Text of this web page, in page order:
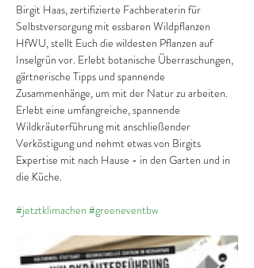
Birgit Haas, zertifizierte Fachberaterin für
Selbstversorgung mit essbaren Wildpflanzen
HfWU, stellt Euch die wildesten Pflanzen auf
Inselgrün vor. Erlebt botanische Überraschungen,
gärtnerische Tipps und spannende
Zusammenhänge, um mit der Natur zu arbeiten.
Erlebt eine umfangreiche, spannende
Wildkräuterführung mit anschließender
Verköstigung und nehmt etwas von Birgits
Expertise mit nach Hause - in den Garten und in
die Küche.
#jetztklimachen #greeneventbw